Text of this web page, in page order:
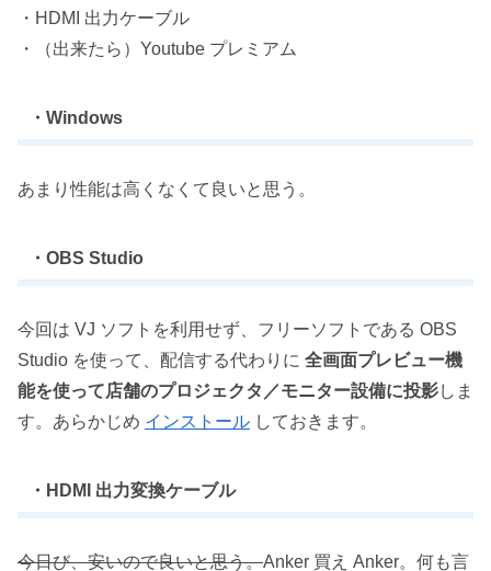
・HDMI 出力ケーブル
・（出来たら）Youtube プレミアム
・Windows
あまり性能は高くなくて良いと思う。
・OBS Studio
今回は VJ ソフトを利用せず、フリーソフトである OBS
Studio を使って、配信する代わりに 全画面プレビュー機
能を使って店舗のプロジェクタ／モニター設備に投影しま
す。あらかじめ インストール しておきます。
・HDMI 出力変換ケーブル
今日び、安いので良いと思う。Anker 買え Anker。何も言